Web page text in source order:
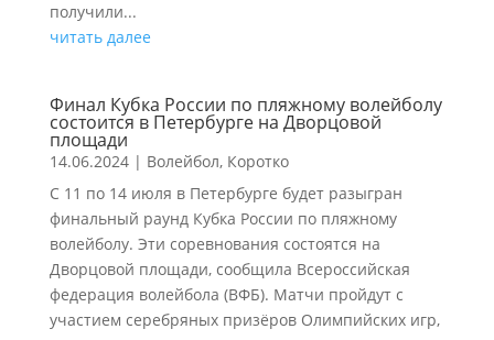
получили...
читать далее
Финал Кубка России по пляжному волейболу
состоится в Петербурге на Дворцовой
площади
14.06.2024| Волейбол, Коротко
С 11 по 14 июля в Петербурге будет разыгран
финальный раунд Кубка России по пляжному
волейболу. Эти соревнования состоятся на
Дворцовой площади, сообщила Всероссийская
федерация волейбола (ВФБ). Матчи пройдут с
участием серебряных призёров Олимпийских игр,